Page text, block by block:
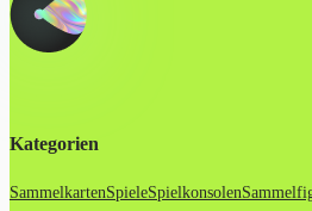
Kategorien
SammelkartenSpieleSpielkonsolen